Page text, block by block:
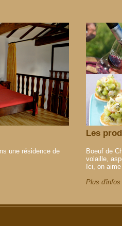
une résidence de
Les
Boeuf de
volaille,
Ici, on
Plus d'infos